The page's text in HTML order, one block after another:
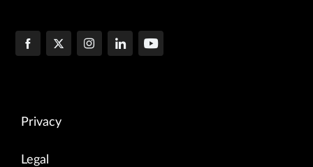
Privacy
Legal